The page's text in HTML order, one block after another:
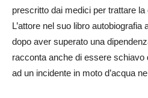
prescritto dai medici per trattare la
L’attore nel suo libro
dopo aver superato una
racconta anche di essere schiavo
ad un incidente in moto d’acqua